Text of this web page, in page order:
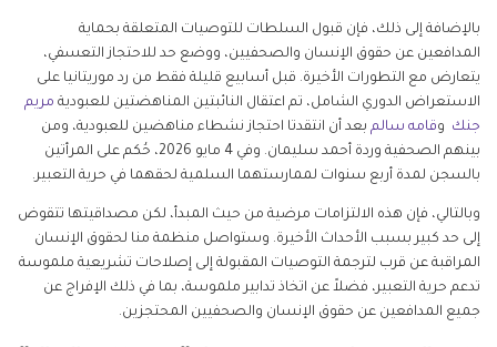
بالإضافة إلى ذلك، فإن قبول السلطات للتوصيات المتعلقة بحماية
المدافعين عن حقوق الإنسان والصحفيين، ووضع حد للاحتجاز التعسفي،
يتعارض مع التطورات الأخيرة. قبل أسابيع قليلة فقط من رد موريتانيا على
الاستعراض الدوري الشامل، تم اعتقال النائبتين المناهضتين للعبودية مريم
جنك وقامه سالم بعد أن انتقدتا احتجاز نشطاء مناهضين للعبودية، ومن
بينهم الصحفية وردة أحمد سليمان. وفي 4 مايو 2026، حُكم على المرأتين
بالسجن لمدة أربع سنوات لممارستهما السلمية لحقهما في حرية التعبير.
وبالتالي، فإن هذه الالتزامات مرضية من حيث المبدأ، لكن مصداقيتها تتقوض
إلى حد كبير بسبب الأحداث الأخيرة. وستواصل منظمة منا لحقوق الإنسان
المراقبة عن قرب لترجمة التوصيات المقبولة إلى إصلاحات تشريعية ملموسة
تدعم حرية التعبير، فضلاً عن اتخاذ تدابير ملموسة، بما في ذلك الإفراج عن
جميع المدافعين عن حقوق الإنسان والصحفيين المحتجزين.